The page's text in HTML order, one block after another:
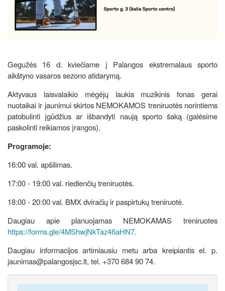
Gegužės 16 d. kviečiame į Palangos ekstremalaus sporto
aikštyno vasaros sezono atidarymą.
Aktyvaus laisvalaikio mėgėjų laukia muzikinis fonas gerai
nuotaikai ir jaunimui skirtos NEMOKAMOS treniruotės norintiems
patobulinti įgūdžius ar išbandyti naują sporto šaką (galėsime
paskolinti reikiamos įrangos).
Programoje:
16:00 val. apšilimas.
17:00 - 19:00 val. riedlenčių treniruotės.
18:00 - 20:00 val. BMX dviračių ir paspirtukų treniruotė.
Daugiau apie planuojamas NEMOKAMAS treniruotes
https://forms.gle/4MShwjNkTaz46aHN7.
Daugiau informacijos artimiausiu metu arba kreipiantis el. p.
jaunimas@palangosjsc.lt, tel. +370 684 90 74.